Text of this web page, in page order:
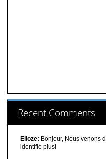
Recent Comments
Elioze: Bonjour, Nous venons
identifié plusi